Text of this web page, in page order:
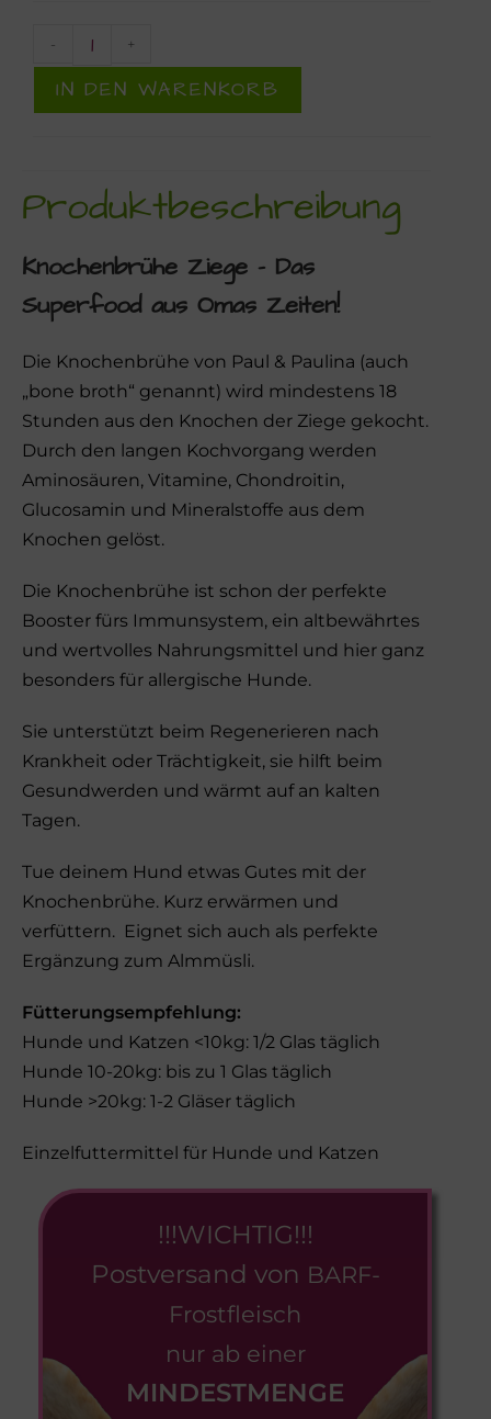
!!!WICHTIG!!!
Postversand von BARF-
Frostfleisch
nur ab einer
MINDESTMENGE
- +
IN DEN WARENKORB
Produktbeschreibung
Knochenbrühe Ziege – Das
Superfood aus Omas Zeiten!
Die Knochenbrühe von Paul & Paulina (auch
„bone broth“ genannt) wird mindestens 18
Stunden aus den Knochen der Ziege gekocht.
Durch den langen Kochvorgang werden
Aminosäuren, Vitamine, Chondroitin,
Glucosamin und Mineralstoffe aus dem
Knochen gelöst.
Die Knochenbrühe ist schon der perfekte
Booster fürs Immunsystem, ein altbewährtes
und wertvolles Nahrungsmittel und hier ganz
besonders für allergische Hunde.
Sie unterstützt beim Regenerieren nach
Krankheit oder Trächtigkeit, sie hilft beim
Gesundwerden und wärmt auf an kalten
Tagen.
Tue deinem Hund etwas Gutes mit der
Knochenbrühe. Kurz erwärmen und
verfüttern. Eignet sich auch als perfekte
Ergänzung zum Almmüsli.
Fütterungsempfehlung:
Hunde und Katzen <10kg: 1/2 Glas täglich
Hunde 10-20kg: bis zu 1 Glas täglich
Hunde >20kg: 1-2 Gläser täglich
Einzelfuttermittel für Hunde und Katzen